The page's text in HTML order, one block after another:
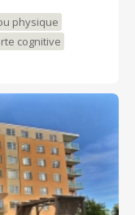
physique
cognitive